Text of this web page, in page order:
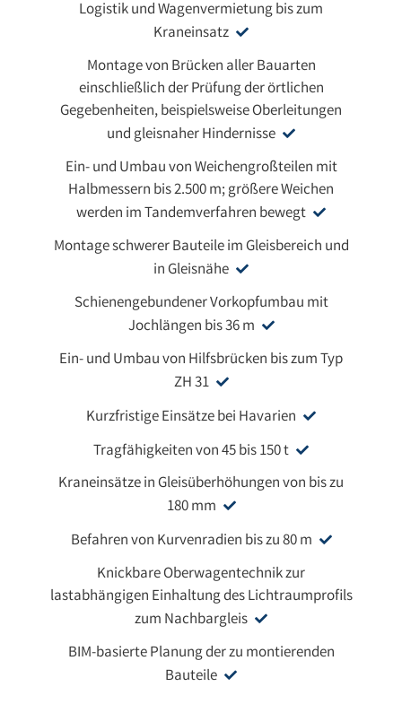
Logistik und Wagenvermietung bis zum
Kraneinsatz
Montage von Brücken aller Bauarten
einschließlich der Prüfung der örtlichen
Gegebenheiten, beispielsweise Oberleitungen
und gleisnaher Hindernisse
Ein- und Umbau von Weichengroßteilen mit
Halbmessern bis 2.500 m; größere Weichen
werden im Tandemverfahren bewegt
Montage schwerer Bauteile im Gleisbereich und
in Gleisnähe
Schienengebundener Vorkopfumbau mit
Jochlängen bis 36 m
Ein- und Umbau von Hilfsbrücken bis zum Typ
ZH 31
Kurzfristige Einsätze bei Havarien
Tragfähigkeiten von 45 bis 150 t
Kraneinsätze in Gleisüberhöhungen von bis zu
180 mm
Befahren von Kurvenradien bis zu 80 m
Knickbare Oberwagentechnik zur
lastabhängigen Einhaltung des Lichtraumprofils
zum Nachbargleis
BIM-basierte Planung der zu montierenden
Bauteile